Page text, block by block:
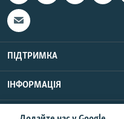
ПІДТРИМКА
ІНФОРМАЦІЯ
© Радіо
UTC+3